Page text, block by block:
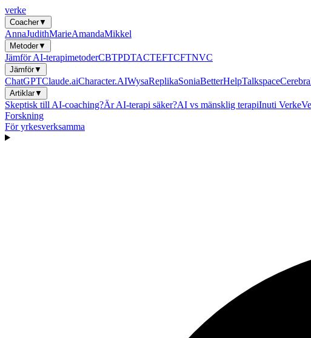
verke
Coacher▼
AnnaJudithMarieAmandaMikkel
Metoder▼
Jämför AI-terapimetoderCBTPDTACTEFTCFTNVC
Jämför▼
ChatGPTClaude.aiCharacter.AIWysaReplikaSoniaBetterHelpTalkspace
Artiklar▼
Skeptisk till AI-coaching?Är AI-terapi säker?AI vs mänsklig terapiInuti Verke
Forskning
För yrkesverksamma